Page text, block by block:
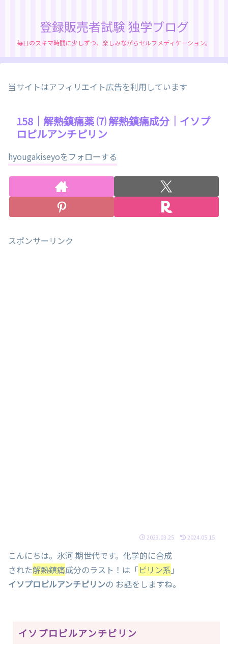
登録販売者試験 独学ブログ
毎日のスキマ時間に少しずつ、楽しみながらセルフメディケーション。
当サイトはアフィリエイト広告を利用しています
158｜解熱鎮痛薬 ⑺ 解熱鎮痛成分｜イソプ
ロピルアンチピリン
hyougakiseyoをフォローする
スポンサーリンク
2023.03.25 2024.05.15
こんにちは。氷河 期世代です。化学的に合成
された解熱鎮痛成分のラスト！は「ピリン系 」
イソプロピルアンチピリンの お話をしますね。
イソプロピルアンチピリン